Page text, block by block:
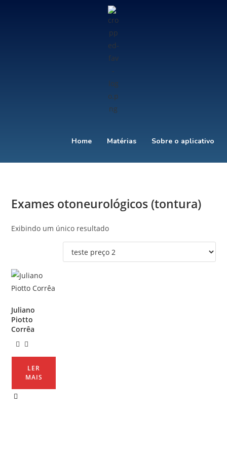
Home Matérias Sobre o aplicativo
Exames otoneurológicos (tontura)
Exibindo um único resultado
Juliano
Piotto
Corrêa
LER
MAIS